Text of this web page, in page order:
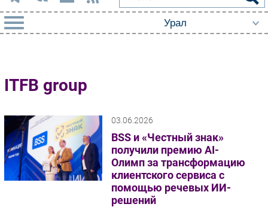
Импорто­замещение
Автоматизация Промышленности
Интернет
Мобильная связь
Фиксированная связь
Интеграция
Рынок ПК
ITFB group
03.06.2026
BSS и «Честный знак»
получили премию AI-
Олимп за трансформацию
клиентского сервиса с
помощью речевых ИИ-
решений